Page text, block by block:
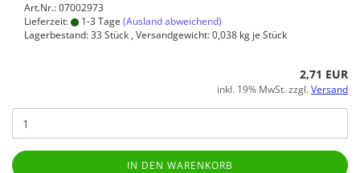
Art.Nr.: 07002973
Lieferzeit:
1-3 Tage (Ausland abweichend)
Lagerbestand: 33 Stück , Versandgewicht:0,038 kg je Stück
2,71 EUR
inkl. 19% MwSt. zzgl.Versand
IN DEN WARENKORB